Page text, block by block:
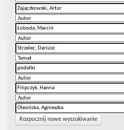
Rozpocznij nowe wyszukiwanie